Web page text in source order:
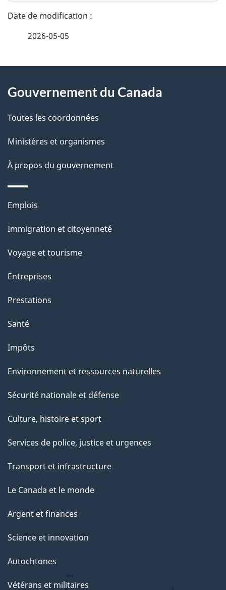
i
d
u
r
a
p
p
o
r
t
a
l
s
l
a
p
a
g
e
n
o
t
e
r
é
t
r
a
c
i
o
s
u
c
e
t
e
a
g
2026-05-05
propos
de
ce
site
Gouvernement du Canada
Toutes les coordonnées
Ministères et organismes
À propos du gouvernement
Thèmes
sujets
Emplois
Immigration et citoyenneté
Voyage et tourisme
Entreprises
Prestations
Santé
Impôts
Environnement et ressources naturelles
Sécurité nationale et défense
Culture, histoire et sport
Services de police, justice et urgences
Transport et infrastructure
Le Canada et le monde
Argent et finances
Science et innovation
Autochtones
Vétérans et militaires